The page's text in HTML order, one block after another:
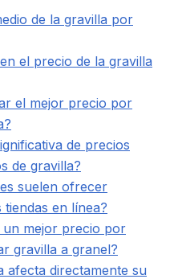
de la gravilla por
el precio de la gravilla
el mejor precio por
de precios
de gravilla?
suelen ofrecer
en línea?
un mejor precio por
gravilla a granel?
afecta directamente su